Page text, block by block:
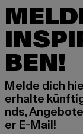
BEN!
Melde dich
erhalte
nds,
er E-Mail!